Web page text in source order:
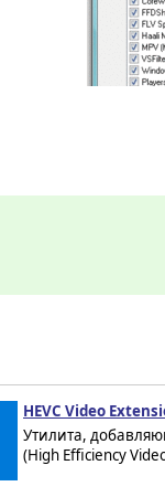
HEVC Video
Утилита,
(High Efficiency